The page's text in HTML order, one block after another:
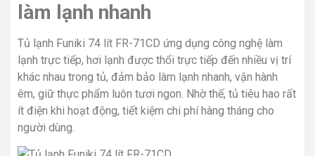
làm lạnh nhanh
Tủ lạnh Funiki 74 lít FR-71CD ứng dụng công nghệ làm
lạnh trực tiếp, hơi lạnh được thổi trực tiếp đến nhiều vị trí
khác nhau trong tủ, đảm bảo làm lạnh nhanh, vận hành
êm, giữ thực phẩm luôn tươi ngon. Nhờ thế, tủ tiêu hao rất
ít điện khi hoạt động, tiết kiệm chi phí hàng tháng cho
người dùng.